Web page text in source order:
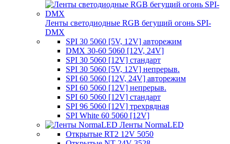
Ленты светодиодные RGB бегущий огонь SPI-
DMX
SPI 30 5060 [5V, 12V] авторежим
DMX 30-60 5060 [12V, 24V]
SPI 30 5060 [12V] стандарт
SPI 30 5060 [5V, 12V] непрерыв.
SPI 60 5060 [12V, 24V] авторежим
SPI 60 5060 [12V] непрерыв.
SPI 60 5060 [12V] стандарт
SPI 96 5060 [12V] трехрядная
SPI White 60 5060 [12V]
Ленты NormaLED
Открытые RT2 12V 5050